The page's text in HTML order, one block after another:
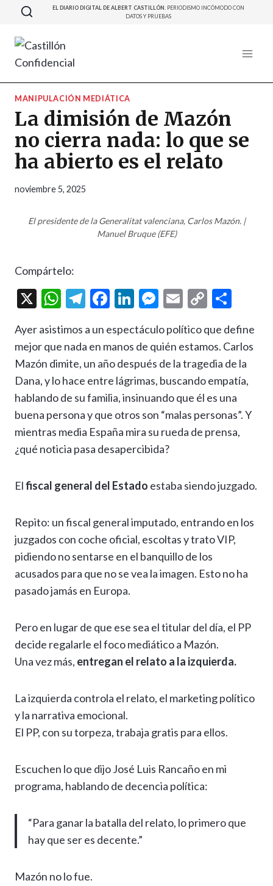
Saltar
contenido
EL DIARIO DIGITAL DE ALBERT CASTILLÓN. PERIODISMO INCÓMODO CON
DATOS Y PRUEBAS
MANIPULACIÓN MEDIÁTICA
La dimisión de Mazón
no cierra nada: lo que se
ha abierto es el relato
noviembre 5, 2025
El presidente de la Generalitat valenciana, Carlos Mazón. |
Manuel Bruque (EFE)
Compártelo:
X
W
at
s
A
p
p
T
e
gr
a
m
F
e
b
o
o
k
Li
ke
dI
n
M
se
n
g
er
E
ai
l
C
p
y
Li
n
k
m
p
ar
ti
r
Ayer asistimos a un espectáculo político que define
mejor que nada en manos de quién estamos. Carlos
Mazón dimite, un año después de la tragedia de la
Dana, y lo hace entre lágrimas, buscando empatía,
hablando de su familia, insinuando que él es una
buena persona y que otros son “malas personas”. Y
mientras media España mira su rueda de prensa,
¿qué noticia pasa desapercibida?
Elfiscal general del Estado estaba siendo juzgado.
Repito: un fiscal general imputado, entrando en los
juzgados con coche oficial, escoltas y trato VIP,
pidiendo no sentarse en el banquillo de los
acusados para que no se vea la imagen. Esto no ha
pasado jamás en Europa.
Pero en lugar de que ese sea el titular del día, el PP
decide regalarle el foco mediático a Mazón.
Una vez más, entregan el relato a la izquierda.
La izquierda controla el relato, el marketing político
y la narrativa emocional.
El PP, con su torpeza, trabaja gratis para ellos.
Escuchen lo que dijo José Luis Rancaño en mi
programa, hablando de decencia política:
“Para ganar la batalla del relato, lo primero que
hay que ser es decente.”
Mazón no lo fue.